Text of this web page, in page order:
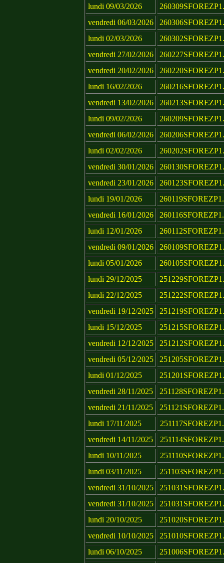
lundi 09/03/2026
vendredi 06/03/2026
lundi 02/03/2026
vendredi 27/02/2026
vendredi 20/02/2026
lundi 16/02/2026
vendredi 13/02/2026
lundi 09/02/2026
vendredi 06/02/2026
lundi 02/02/2026
vendredi 30/01/2026
vendredi 23/01/2026
lundi 19/01/2026
vendredi 16/01/2026
lundi 12/01/2026
vendredi 09/01/2026
lundi 05/01/2026
lundi 29/12/2025
lundi 22/12/2025
vendredi 19/12/2025
lundi 15/12/2025
vendredi 12/12/2025
vendredi 05/12/2025
lundi 01/12/2025
vendredi 28/11/2025
vendredi 21/11/2025
lundi 17/11/2025
vendredi 14/11/2025
lundi 10/11/2025
lundi 03/11/2025
vendredi 31/10/2025
vendredi 31/10/2025
lundi 20/10/2025
vendredi 10/10/2025
lundi 06/10/2025